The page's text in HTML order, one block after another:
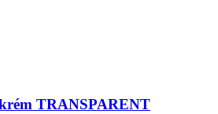
TRANSPARENT